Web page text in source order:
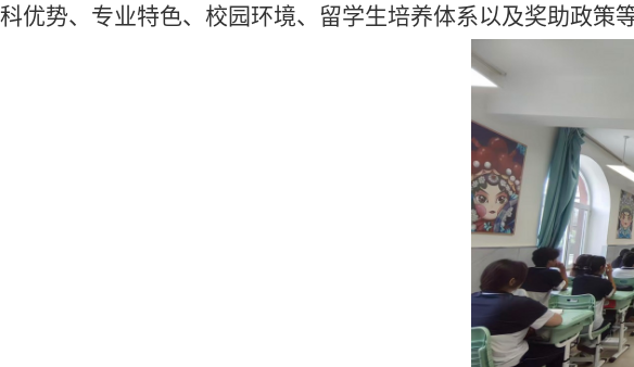
科优势、专业特色、校园环境、留学生培养体系以及奖助政策